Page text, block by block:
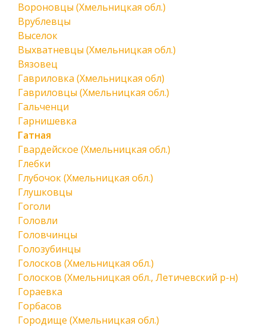
Вороновцы (Хмельницкая обл.)
Врублевцы
Выселок
Выхватневцы (Хмельницкая обл.)
Вязовец
Гавриловка (Хмельницкая обл)
Гавриловцы (Хмельницкая обл.)
Гальченци
Гарнишевка
Гатная
Гвардейское (Хмельницкая обл.)
Глебки
Глубочок (Хмельницкая обл.)
Глушковцы
Гоголи
Головли
Головчинцы
Голозубинцы
Голосков (Хмельницкая обл.)
Голосков (Хмельницкая обл., Летичевский р-н)
Гораевка
Горбасов
Городище (Хмельницкая обл.)